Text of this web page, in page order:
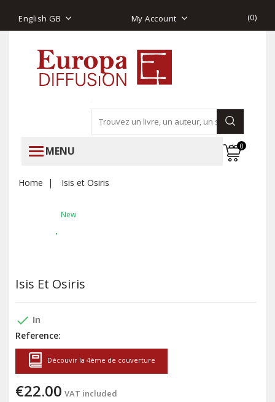
English GB My Account (0)
MENU 0
Home Isis et Osiris
New
Isis Et Osiris
done In
Reference:
Découvir la 4ème de couverture
€22.00 VAT included